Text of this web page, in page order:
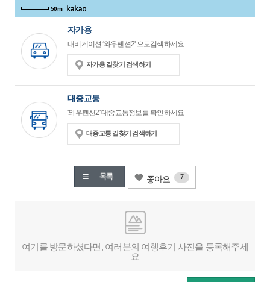
50m
자가용
내비게이션:'와우펜션2' 으로검색하세요
자가용 길찾기 검색하기
대중교통
'와우펜션2' 대중교통정보를 확인하세요
대중교통 길찾기 검색하기
좋아요 7
여기를 방문하셨다면, 여러분의 여행후기 사진을 등록해주세
요